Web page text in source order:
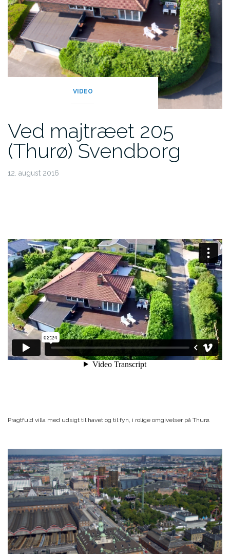
VIDEO
Ved majtræet 205
(Thurø) Svendborg
12. august 2016
Pragtfuld villa med udsigt til havet og til fyn, i rolige omgivelser på Thurø.